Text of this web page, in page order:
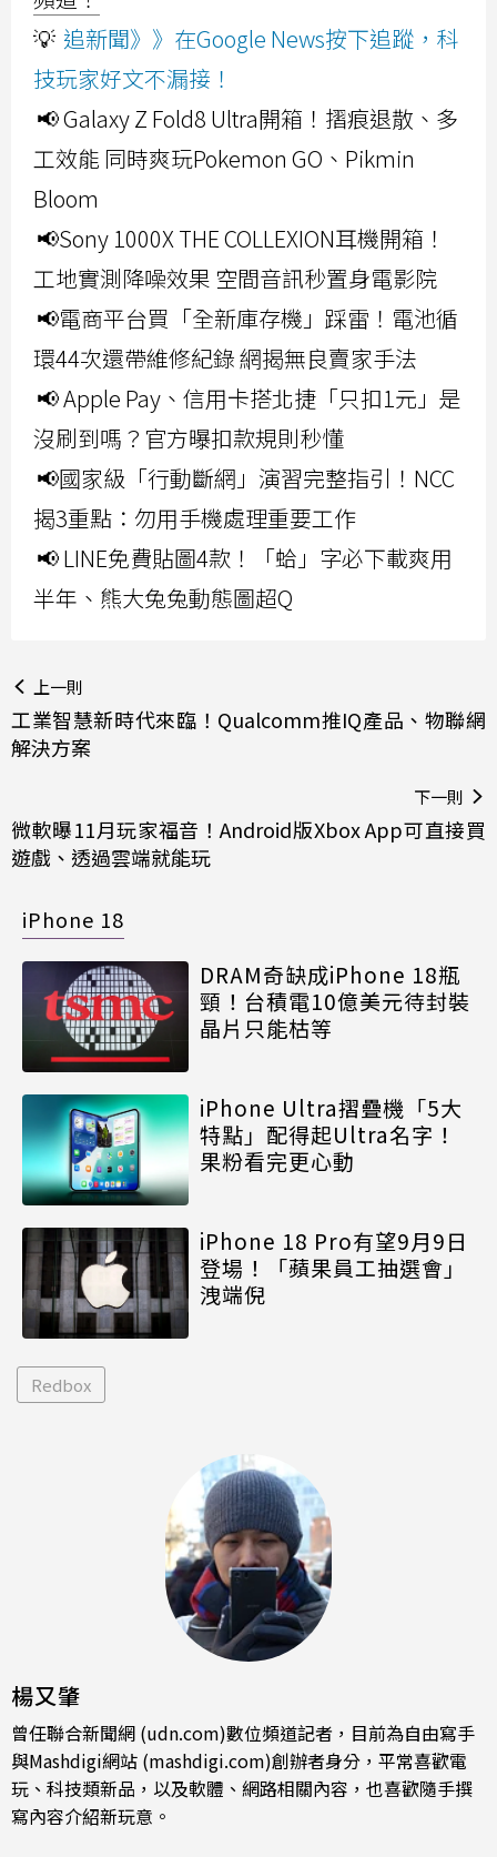
💡 追新聞》》在Google News按下追蹤，科
技玩家好文不漏接！
📢 Galaxy Z Fold8 Ultra開箱！摺痕退散、多
工效能 同時爽玩Pokemon GO、Pikmin
Bloom
📢Sony 1000X THE COLLEXION耳機開箱！
工地實測降噪效果 空間音訊秒置身電影院
📢電商平台買「全新庫存機」踩雷！電池循
環44次還帶維修紀錄 網揭無良賣家手法
📢 Apple Pay、信用卡搭北捷「只扣1元」是
沒刷到嗎？官方曝扣款規則秒懂
📢國家級「行動斷網」演習完整指引！NCC
揭3重點：勿用手機處理重要工作
📢 LINE免費貼圖4款！「蛤」字必下載爽用
半年、熊大兔兔動態圖超Q
上一則
工業智慧新時代來臨！Qualcomm推IQ產品、物聯網
解決方案
下一則
微軟曝11月玩家福音！Android版Xbox App可直接買
遊戲、透過雲端就能玩
iPhone 18
DRAM奇缺成iPhone 18瓶
頸！台積電10億美元待封裝
晶片只能枯等
iPhone Ultra摺疊機「5大
特點」配得起Ultra名字！
果粉看完更心動
iPhone 18 Pro有望9月9日
登場！「蘋果員工抽選會」
洩端倪
Redbox
楊又肇
曾任聯合新聞網 (udn.com)數位頻道記者，目前為自由寫手
與Mashdigi網站 (mashdigi.com)創辦者身分，平常喜歡電
玩、科技類新品，以及軟體、網路相關內容，也喜歡隨手撰
寫內容介紹新玩意。